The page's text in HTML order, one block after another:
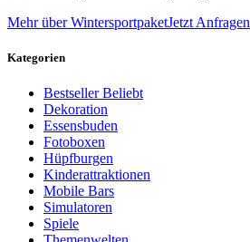
Mehr über WintersportpaketJetzt Anfragen
Kategorien
BestsellerBeliebt
Dekoration
Essensbuden
Fotoboxen
Hüpfburgen
Kinderattraktionen
Mobile Bars
Simulatoren
Spiele